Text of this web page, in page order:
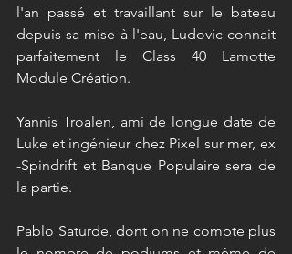
l'an passé et travaillant sur le bateau
depuis sa mise à l'eau, Ludovic connait
parfaitement le Class 40 Lamotte
Module Création.
Yannis Troalen, ami de longue date de
Luke et ingénieur chez Pixel sur mer, ex
-Spindrift et Banque Populaire sera de
la partie.
Pablo Saturde, dont on ne compte plus